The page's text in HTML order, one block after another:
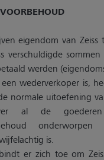
eigendom van
verschuldigde
werden
wederverkoper is,
normale uitoefening
al de
is.
er zich toe om